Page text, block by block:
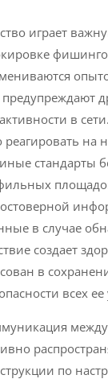
играет
в
реагировать на
стандарты
в случае
создает
в
всех ее
по